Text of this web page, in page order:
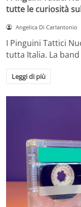
tutte le curiosità
Angelica Di Carlantonio
I Pinguini Tattici
tutta Italia. La
Leggi di più